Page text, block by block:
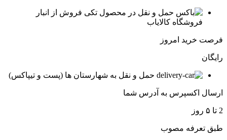
فروش از انبار
فروشگاه کالایاب
فرصت خرید امروز
رایگان
حمل و نقل به شهارستان ها (پست و تیپاکس)
ارسال اکسپرس به آدرس شما
2 تا ۵ روز
طبق تعرفه مصوب